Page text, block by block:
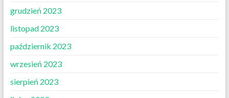
grudzień 2023
listopad 2023
październik 2023
wrzesień 2023
sierpień 2023